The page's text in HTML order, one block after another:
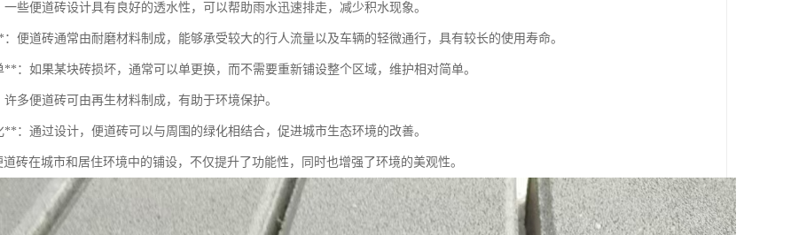
些便道砖设计具有良好的透水性，可以帮助雨水迅速排走，减少积水现象。
便道砖通常由耐磨材料制成，能够承受较大的行人流量以及车辆的轻微通行，具有较长的使用寿命。
：如果某块砖损坏，通常可以单更换，而不需要重新铺设整个区域，维护相对简单。
多便道砖可由再生材料制成，有助于环境保护。
：通过设计，便道砖可以与周围的绿化相结合，促进城市生态环境的改善。
砖在城市和居住环境中的铺设，不仅提升了功能性，同时也增强了环境的美观性。